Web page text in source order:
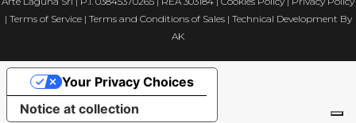
| Terms of Service| Terms and Conditions of Sales| Technical Development By
AK
Notice at collection
Your Privacy Choices